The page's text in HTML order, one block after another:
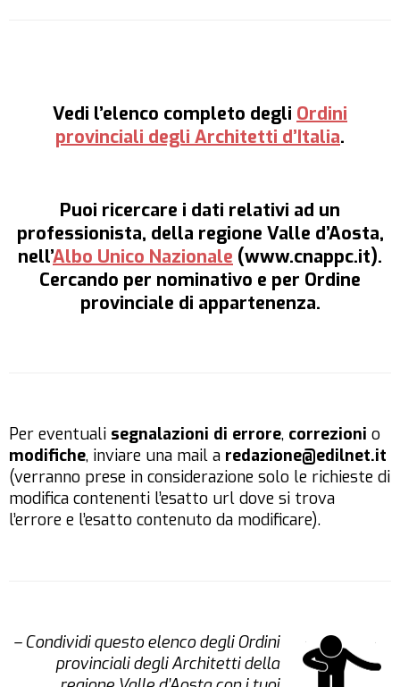
Vedi l’elenco completo degli Ordini
provinciali degli Architetti d’Italia.
Puoi ricercare i dati relativi ad un
professionista, della regione Valle d’Aosta,
nell’Albo Unico Nazionale (www.cnappc.it).
Cercando per nominativo e per Ordine
provinciale di appartenenza.
Per eventuali segnalazioni di errore, correzioni o
modifiche, inviare una mail a redazione@edilnet.it
(verranno prese in considerazione solo le richieste di
modifica contenenti l’esatto url dove si trova
l’errore e l’esatto contenuto da modificare).
– Condividi questo elenco degli Ordini
provinciali degli Architetti della